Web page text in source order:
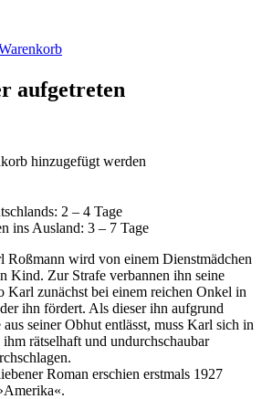
aufgetreten
hinzugefügt werden
2 – 4 Tage
ins Ausland: 3 – 7 Tage
Roßmann wird von einem Dienstmädchen
Kind. Zur Strafe verbannen ihn seine
Karl zunächst bei einem reichen Onkel in
ihn fördert. Als dieser ihn aufgrund
seiner Obhut entlässt, muss Karl sich in
rätselhaft und undurchschaubar
Roman erschien erstmals 1927